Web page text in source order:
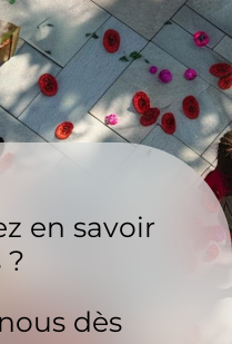
en savoir
?
dès